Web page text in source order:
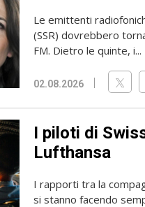
Le emittenti
(SSR) dovrebbero
FM. Dietro le quinte, i...
02.08.2026
I piloti di
Lufthansa
I rapporti tra la
si stanno facendo